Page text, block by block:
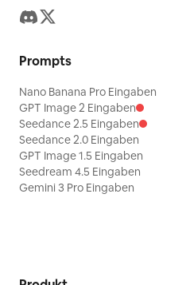
Prompts
Nano Banana Pro Eingaben
GPT Image 2 Eingaben
Seedance 2.5 Eingaben
Seedance 2.0 Eingaben
GPT Image 1.5 Eingaben
Seedream 4.5 Eingaben
Gemini 3 Pro Eingaben